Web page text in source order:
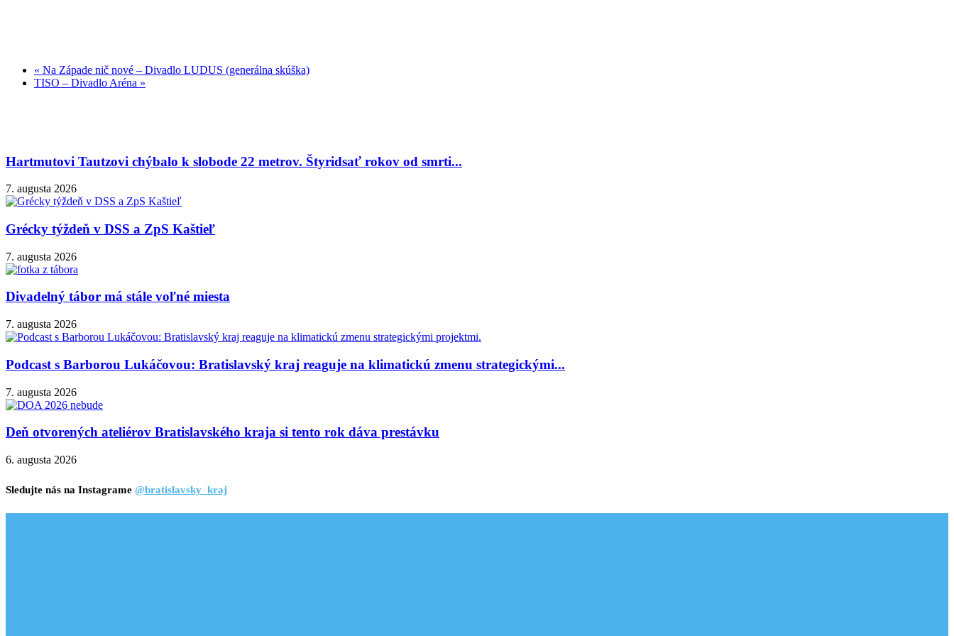
« Na Západe nič nové – Divadlo LUDUS (generálna skúška)
TISO – Divadlo Aréna »
Hartmutovi Tautzovi chýbalo k slobode 22 metrov. Štyridsať rokov od smrti...
7. augusta 2026
Grécky týždeň v DSS a ZpS Kaštieľ
7. augusta 2026
Divadelný tábor má stále voľné miesta
7. augusta 2026
Podcast s Barborou Lukáčovou: Bratislavský kraj reaguje na klimatickú zmenu strategickými...
7. augusta 2026
Deň otvorených ateliérov Bratislavského kraja si tento rok dáva prestávku
6. augusta 2026
Sledujte nás na Instagrame @bratislavsky_kraj